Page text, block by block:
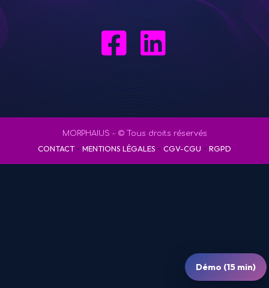
Démo (15 min)
MORPHAIUS - © Tous droits réservés
CONTACT - MENTIONS LÉGALES - CGV-CGU - RGPD